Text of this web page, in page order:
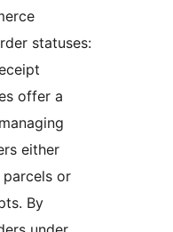
statuses:
offer a
either
or
By